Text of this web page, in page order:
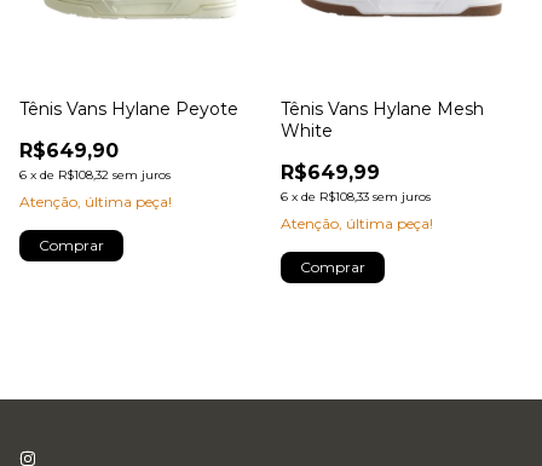
Tênis Vans Hylane Peyote
R$649,90
6 x de R$108,32 sem juros
Atenção, última peça!
Comprar
Tênis Vans Hylane Mesh
White
R$649,99
6 x de R$108,33 sem juros
Atenção, última peça!
Comprar